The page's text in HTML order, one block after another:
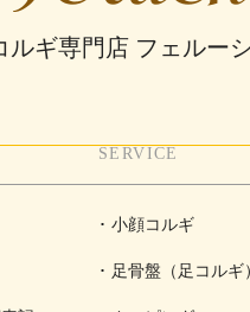
ルギ専門店 フェルー
SERVICE
小顔コルギ
足骨盤（足コルギ